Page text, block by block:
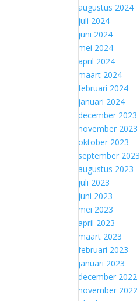
augustus 2024
juli 2024
juni 2024
mei 2024
april 2024
maart 2024
februari 2024
januari 2024
december 2023
november 2023
oktober 2023
september 2023
augustus 2023
juli 2023
juni 2023
mei 2023
april 2023
maart 2023
februari 2023
januari 2023
december 2022
november 2022